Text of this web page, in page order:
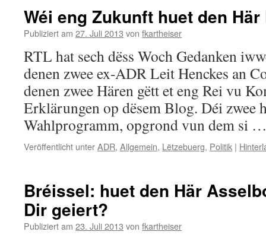
Wéi eng Zukunft huet den
Publiziert am 27. Juli 2013 von fkartheiser
RTL hat sech dëss Woch Gedanken
denen zwee ex-ADR Leit Henckes an
denen zwee Hären gëtt et eng Rei vu
Erklärungen op dësem Blog. Déi zwee
Wahlprogramm, opgrond vun dem si
Veröffentlicht unterADR, Allgemein, Lëtzebuerg, Politik |
Bréissel: huet den Här
Dir geiert?
Publiziert am 23. Juli 2013 von fkartheiser